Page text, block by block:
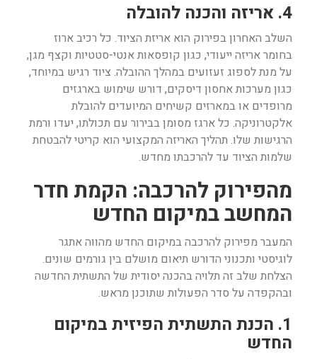
4. אריזה והכנה להובלה
השלב האחרון בפירוק הוא אריזת הציוד. כל רכיב ארוז
בחומר אריזה ייעודי, כגון קופסאות אנטי-סטטיות וקצף מגן,
על מנת לספוג זעזועים במהלך ההובלה. ציוד רגיש במיוחד,
כגון מערכות אחסון דיסקים, דורש שימוש בארגזים
מרופדים או במארזים קשיחים המיועדים להובלת
אלקטרוניקה. כל ארגז מסומן בבירור עם תכולתו, יעדו ורמת
הרגישות שלו. תהליך האריזה המקצועי הוא קריטי להבטחת
שלמות הציוד עד להרכבתו מחדש.
מהפירוק להרכבה: הקמת חדר
המחשב במיקום החדש
המעבר מפירוק להרכבה במיקום החדש מהווה אתגר
לוגיסטי ותכנוני הדורש תיאום מושלם בין גורמים שונים.
הצלחת שלב זה תלויה בהכנה יסודית של התשתית החדשה
ובהקפדה על סדר הפעולות שתוכנן מראש.
1. הכנת התשתית הפיזית במיקום
החדש